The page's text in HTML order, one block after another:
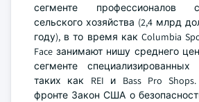
сегменте профессионалов
сельского хозяйства (2,4 млрд
году), в то время как Columbia
Face занимают нишу среднего
сегменте специализированных
таких как REI и Bass Pro
фронте Закон США о